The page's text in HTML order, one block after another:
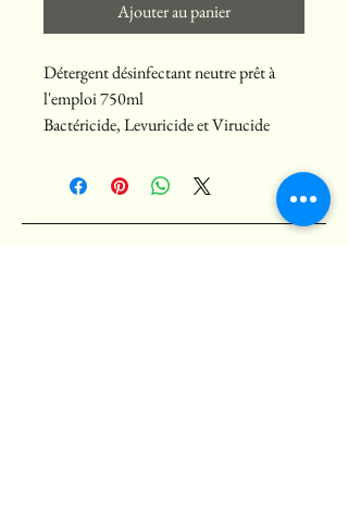
Ajouter au panier
Détergent désinfectant neutre prêt à
l'emploi 750ml
Bactéricide, Levuricide et Virucide